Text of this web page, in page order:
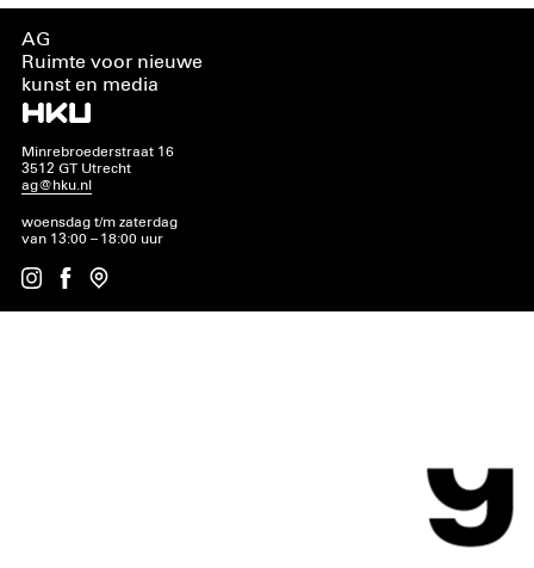
AG
Ruimte voor nieuwe
kunst en media
Minrebroederstraat 16
3512 GT Utrecht
ag@hku.nl
woensdag t/m zaterdag
van 13:00 – 18:00 uur